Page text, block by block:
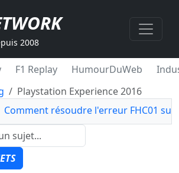
2008
F1 Replay HumourDuWeb
Playstation Experience 2016
Comment résoudre l'erreur FHC01 sur